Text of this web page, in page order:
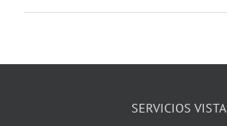
SERVICIOS VISTA